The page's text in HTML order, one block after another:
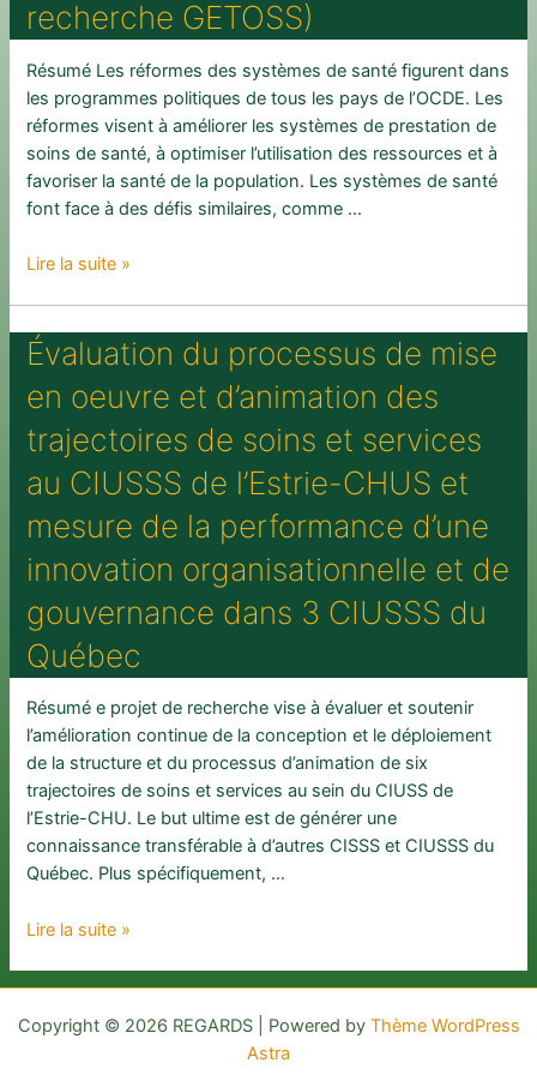
recherche GETOSS)
Résumé Les réformes des systèmes de santé figurent dans
les programmes politiques de tous les pays de l’OCDE. Les
réformes visent à améliorer les systèmes de prestation de
soins de santé, à optimiser l’utilisation des ressources et à
favoriser la santé de la population. Les systèmes de santé
font face à des défis similaires, comme …
Bilan
des
soins
de
santé
:
un
de
recherche
la
capacité
de
transformation
des
systèmes
de
soins
de
santé
Canada (en
Chaire
Lire la suite »
Évaluation du processus de mise
en oeuvre et d’animation des
trajectoires de soins et services
au CIUSSS de l’Estrie-CHUS et
mesure de la performance d’une
innovation organisationnelle et de
gouvernance dans 3 CIUSSS du
Québec
Résumé e projet de recherche vise à évaluer et soutenir
l’amélioration continue de la conception et le déploiement
de la structure et du processus d’animation de six
trajectoires de soins et services au sein du CIUSS de
l’Estrie-CHU. Le but ultime est de générer une
connaissance transférable à d’autres CISSS et CIUSSS du
Québec. Plus spécifiquement, …
Évaluation
processus
mise
Lire la suite »
Copyright © 2026 REGARDS | Powered by Thème WordPress
Astra